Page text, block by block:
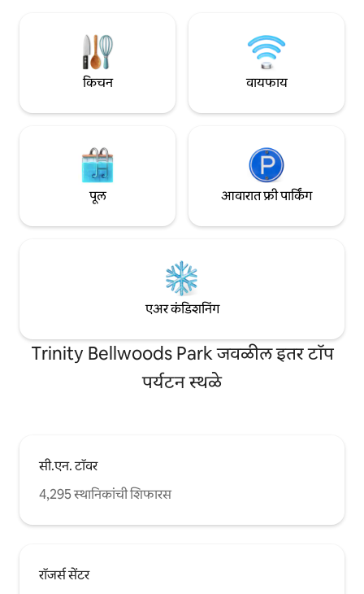
अविस्मरणीय टोरोंटोच्या सुटकेसाठी तुमचे वास्तव्य
घेण्यासाठी आमची
किचन वायफाय
पूल आवारात फ्री पार्किंग
एअर कंडिशनिंग
Trinity Bellwoods Park जवळील इतर टॉप
पर्यटन स्थळे
सी.एन. टॉवर
4,295 स्थानिकांची शिफारस
रॉजर्स सेंटर